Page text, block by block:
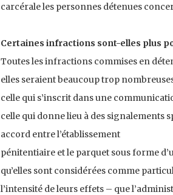
carcérale les personnes détenues
Certaines infractions sont-elles plus
Toutes les infractions commises en
elles seraient beaucoup trop
celle qui s’inscrit dans une
celle qui donne lieu à des signalements
accord entre l’établissement
pénitentiaire et le parquet sous forme
qu’elles sont considérées comme
l’intensité de leurs effets – que